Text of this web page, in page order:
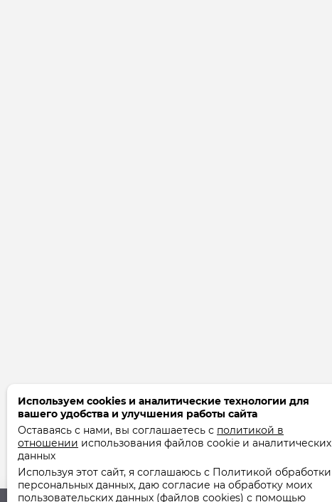
Используем cookies и аналитические технологии для
вашего удобства и улучшения работы сайта
Оставаясь с нами, вы соглашаетесь с политикой в
отношении использования файлов cookie и аналитических
данных
Используя этот сайт, я соглашаюсь с Политикой обработки
персональных данных, даю согласие на обработку моих
пользовательских данных (файлов cookies) с помощью